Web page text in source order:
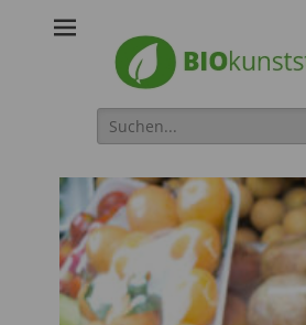
Suche
für: